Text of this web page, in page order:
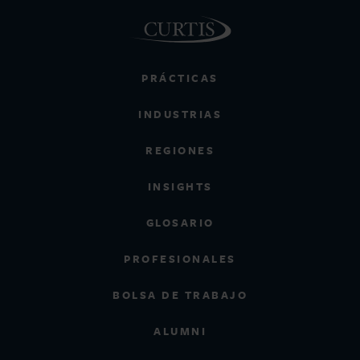
PRÁCTICAS
INDUSTRIAS
REGIONES
INSIGHTS
GLOSARIO
PROFESIONALES
BOLSA DE TRABAJO
ALUMNI